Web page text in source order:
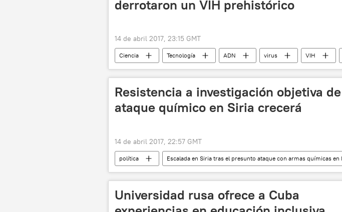
derrotaron un VIH prehistórico
14 de abril 2017, 23:15 GMT
Ciencia Tecnología ADN virus VIH
genoma
noticias
Resistencia a investigación objetiva de
ataque químico en Siria crecerá
14 de abril 2017, 22:57 GMT
política Escalada en Siria tras el presunto ataque con armas químicas en
Idlib
Konstantín Kosachov ataque químico noticias
Universidad rusa ofrece a Cuba